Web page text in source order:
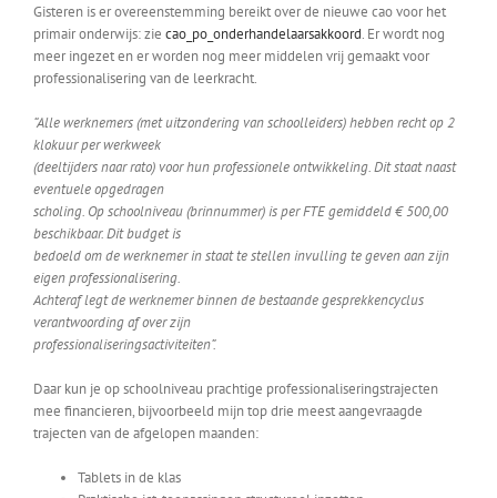
Gisteren is er overeenstemming bereikt over de nieuwe cao voor het
primair onderwijs: zie cao_po_onderhandelaarsakkoord. Er wordt nog
meer ingezet en er worden nog meer middelen vrij gemaakt voor
professionalisering van de leerkracht.
“Alle werknemers (met uitzondering van schoolleiders) hebben recht op 2
klokuur per werkweek
(deeltijders naar rato) voor hun professionele ontwikkeling. Dit staat naast
eventuele opgedragen
scholing. Op schoolniveau (brinnummer) is per FTE gemiddeld € 500,00
beschikbaar. Dit budget is
bedoeld om de werknemer in staat te stellen invulling te geven aan zijn
eigen professionalisering.
Achteraf legt de werknemer binnen de bestaande gesprekkencyclus
verantwoording af over zijn
professionaliseringsactiviteiten”.
Daar kun je op schoolniveau prachtige professionaliseringstrajecten
mee financieren, bijvoorbeeld mijn top drie meest aangevraagde
trajecten van de afgelopen maanden:
Tablets in de klas